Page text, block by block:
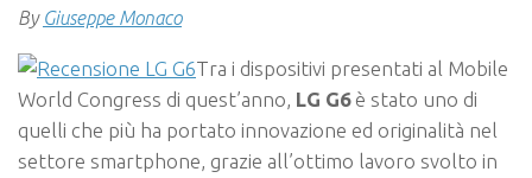
By Giuseppe Monaco
Tra i dispositivi presentati al Mobile
World Congress di quest’anno, LG G6è stato uno di
quelli che più ha portato innovazione ed originalità nel
settore smartphone, grazie all’ottimo lavoro svolto in